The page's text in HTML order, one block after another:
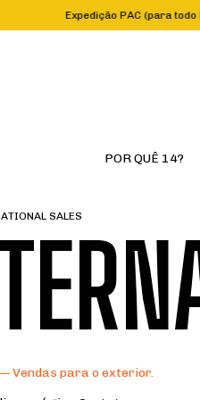
Expedição PAC (para
POR QUÊ 14?
SALES
— Vendas para o exterior.